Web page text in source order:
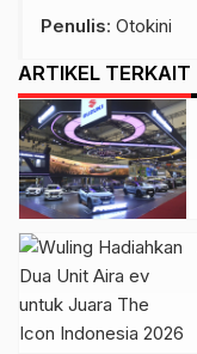
Penulis: Otokini
ARTIKEL TERKAIT